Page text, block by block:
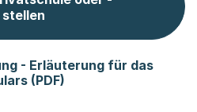
- Erläuterung für das
(PDF)